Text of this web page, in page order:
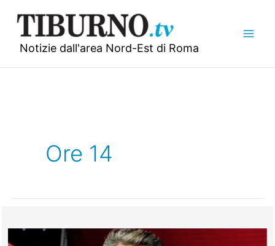
contenuto
Notizie dall'area Nord-Est di Roma
Ore 14